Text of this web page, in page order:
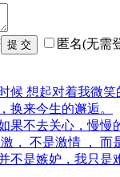
匿名(无需
候 想起对着我微
换来今生的邂逅。
果不去关心，慢慢
， 不是激情 ， 而
不是嫉妒，我只是